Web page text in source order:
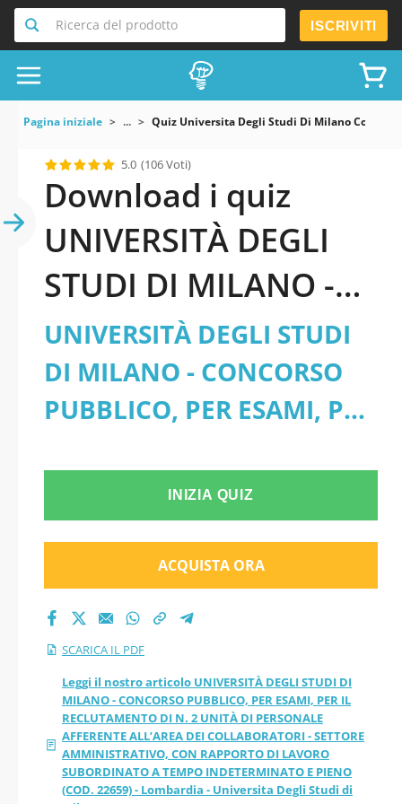
Ricerca del prodotto ISCRIVITI
Pagina iniziale ... Quiz Universita Degli Studi Di Milano
5.0 (106 Voti)
Download i quiz
UNIVERSITÀ DEGLI
STUDI DI MILANO -
CONCORSO
PUBBLICO, PER
ESAMI, PER IL
RECLUTAMENTO DI
N. 2 UNITÀ DI
PERSONALE
AFFERENTE ALL’AREA
DEI COLLABORATORI
- SETTORE
AMMINISTRATIVO,
CON RAPPORTO DI
UNIVERSITÀ DEGLI STUDI
DI MILANO - CONCORSO
PUBBLICO, PER ESAMI, PER
UNITÀ DI PERSONALE
AFFERENTE ALL’AREA DEI
COLLABORATORI -
SETTORE
AMMINISTRATIVO, CON
RAPPORTO DI LAVORO
SUBORDINATO A TEMPO
INDETERMINATO E PIENO
(COD. 22659) - Lombardia -
INIZIA QUIZ
ACQUISTA ORA
SCARICA IL PDF
Leggi il nostro articolo UNIVERSITÀ DEGLI STUDI DI
MILANO - CONCORSO PUBBLICO, PER ESAMI, PER IL
RECLUTAMENTO DI N. 2 UNITÀ DI PERSONALE
AFFERENTE ALL’AREA DEI COLLABORATORI - SETTORE
AMMINISTRATIVO, CON RAPPORTO DI LAVORO
SUBORDINATO A TEMPO INDETERMINATO E PIENO
(COD. 22659) - Lombardia - Universita Degli Studi di